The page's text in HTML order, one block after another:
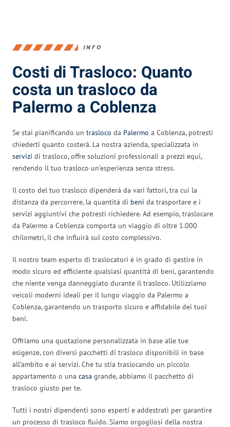
INFO
Costi di Trasloco: Quanto
costa un trasloco da
Palermo a Coblenza
Se stai pianificando un trasloco da Palermo a Coblenza, potresti
chiederti quanto costerà. La nostra azienda, specializzata in
servizi di trasloco, offre soluzioni professionali a prezzi equi,
rendendo il tuo trasloco un’esperienza senza stress.
Il costo del tuo trasloco dipenderà da vari fattori, tra cui la
distanza da percorrere, la quantità di beni da trasportare e i
servizi aggiuntivi che potresti richiedere. Ad esempio, traslocare
da Palermo a Coblenza comporta un viaggio di oltre 1.000
chilometri, il che influirà sul costo complessivo.
Il nostro team esperto di traslocatori è in grado di gestire in
modo sicuro ed efficiente qualsiasi quantità di beni, garantendo
che niente venga danneggiato durante il trasloco. Utilizziamo
veicoli moderni ideali per il lungo viaggio da Palermo a
Coblenza, garantendo un trasporto sicuro e affidabile dei tuoi
beni.
Offriamo una quotazione personalizzata in base alle tue
esigenze, con diversi pacchetti di trasloco disponibili in base
all’ambito e ai servizi. Che tu stia traslocando un piccolo
appartamento o una casa grande, abbiamo il pacchetto di
trasloco giusto per te.
Tutti i nostri dipendenti sono esperti e addestrati per garantire
un processo di trasloco fluido. Siamo orgogliosi della nostra